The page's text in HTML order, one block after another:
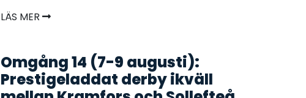
LÄS MER
Omgång 14 (7-9 augusti):
Prestigeladdat derby ikväll